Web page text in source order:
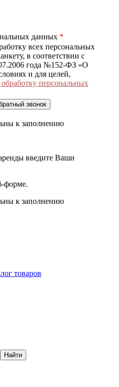
данных *
всех персональных
в соответствии с
года №152-ФЗ «О
и для целей,
персональных
к заполнению
введите Ваши
форме.
к заполнению